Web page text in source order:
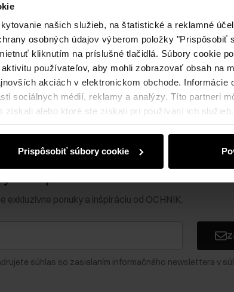
našich služieb, na štatistické a reklamné
osobných údajov výberom položky "Prispôsobiť
kliknutím na príslušné tlačidlá. Súbory cookie
používateľov, aby mohli zobrazovať obsah na
akciách v elektronickom obchode. Informácie
sociálnych médií, reklamy a analýzy. Títo partneri
alebo ktoré ste získali pri používaní ich služieb.
Prispôsobiť súbory cookie
exkluzívne ponuky a inšpiráciu od OCHNIK.
súhlas so zasielaním informačného newslettera v